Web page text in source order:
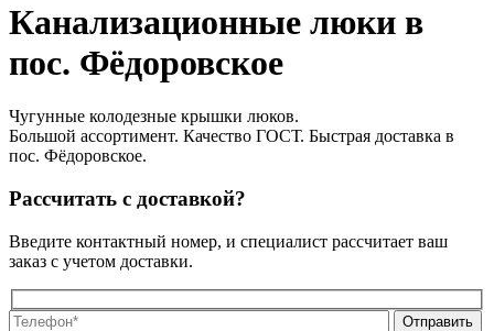
Канализационные люки в
пос. Фёдоровское
Чугунные колодезные крышки люков.
Большой ассортимент. Качество ГОСТ. Быстрая доставка в
пос. Фёдоровское.
Рассчитать с доставкой?
Введите контактный номер, и специалист рассчитает ваш
заказ с учетом доставки.